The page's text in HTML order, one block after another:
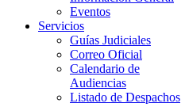
Eventos
Servicios
Guías Judiciales
Correo Oficial
Calendario de
Audiencias
Listado de Despachos